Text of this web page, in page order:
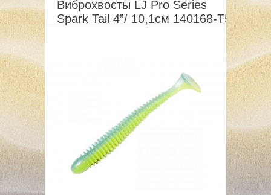
▼
Виброхвосты LJ Pro Series
Spark Tail 4”/ 10,1см 140168-T57